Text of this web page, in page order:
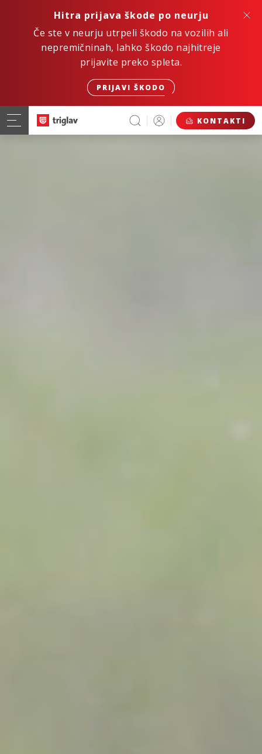
Hitra prijava škode po neurju
Če ste v neurju utrpeli škodo na vozilih ali
nepremičninah, lahko škodo najhitreje
prijavite preko spleta.
PRIJAVI ŠKODO
KONTAKTI